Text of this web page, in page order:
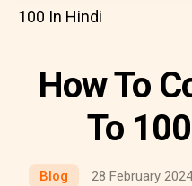
100 In Hindi
How To
To
Blog 28 February 2024